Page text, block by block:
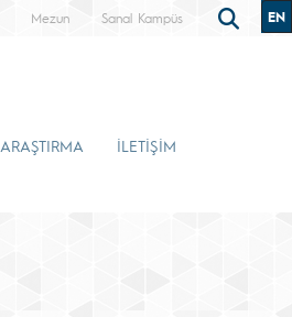
Mezun Sanal Kampüs EN
ARAŞTIRMA İLETİŞİM